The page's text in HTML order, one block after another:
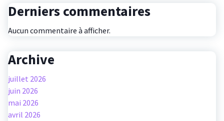
Derniers commentaires
Aucun commentaire à afficher.
Archive
juillet 2026
juin 2026
mai 2026
avril 2026